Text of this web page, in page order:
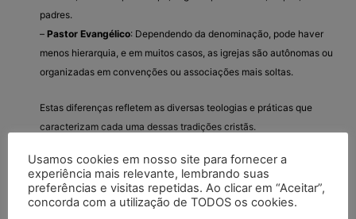
padres.
– Pastor Evangélico: Dependendo da denominação, pode haver
menos hierarquia, e em muitos casos, as igrejas são autônomas ou
organizadas em convenções ou associações mais soltas.
Estas diferenças refletem as diversas teologias e práticas que
caracterizam cada uma dessas tradições cristãs.
Você deve fazer login para responder a este tópico.
Usamos cookies em nosso site para fornecer a
experiência mais relevante, lembrando suas
preferências e visitas repetidas. Ao clicar em “Aceitar”,
concorda com a utilização de TODOS os cookies.